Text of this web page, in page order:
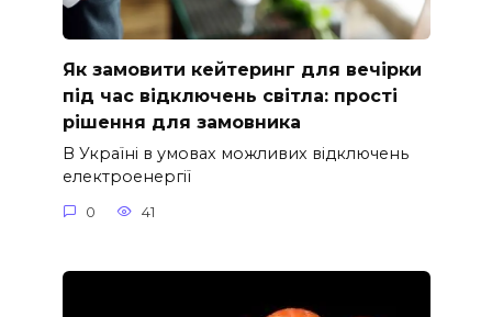
Як замовити кейтеринг для вечірки
під час відключень світла: прості
рішення для замовника
В Україні в умовах можливих відключень
електроенергії
0 41